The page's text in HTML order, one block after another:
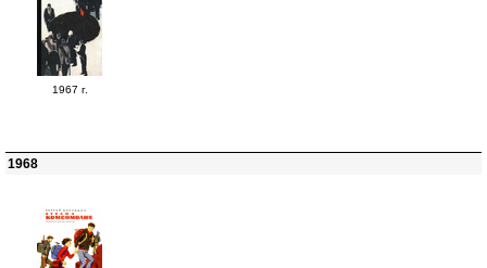
1967 г.
1968